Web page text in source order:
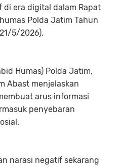
era digital dalam Rapat
Polda Jatim Tahun
5/2026).
Humas) Polda Jatim,
Abast menjelaskan
arus informasi
penyebaran
narasi negatif sekarang